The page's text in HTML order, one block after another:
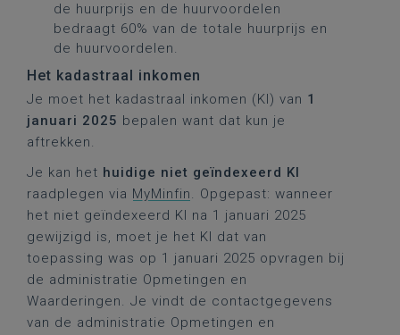
de huurprijs en de huurvoordelen
bedraagt 60% van de totale huurprijs en
de huurvoordelen.
Het kadastraal inkomen
Je moet het kadastraal inkomen (KI) van 1
januari 2025 bepalen want dat kun je
aftrekken.
Je kan het huidige niet geïndexeerd KI
raadplegen via MyMinfin. Opgepast: wanneer
het niet geïndexeerd KI na 1 januari 2025
gewijzigd is, moet je het KI dat van
toepassing was op 1 januari 2025 opvragen bij
de administratie Opmetingen en
Waarderingen. Je vindt de contactgegevens
van de administratie Opmetingen en